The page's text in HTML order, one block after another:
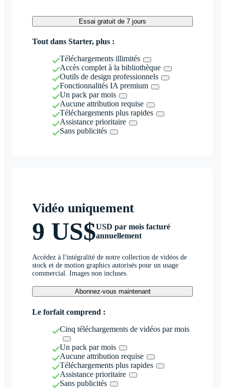
Essai gratuit de 7 jours
Tout dans Starter, plus :
Téléchargements illimités
Accès complet à la bibliothèque
Outils de design professionnels
Fonctionnalités IA premium
Un pack par mois
Aucune attribution requise
Téléchargements plus rapides
Assistance prioritaire
Sans publicités
Vidéo uniquement
9 US$USD par mois facturé
annuellement
Accédez à l'intégralité de notre collection de vidéos de
stock et de motion graphics autorisés pour un usage
commercial. Images non incluses.
Abonnez-vous maintenant
Le forfait comprend :
Cinq téléchargements de vidéos par mois
Un pack par mois
Aucune attribution requise
Téléchargements plus rapides
Assistance prioritaire
Sans publicités